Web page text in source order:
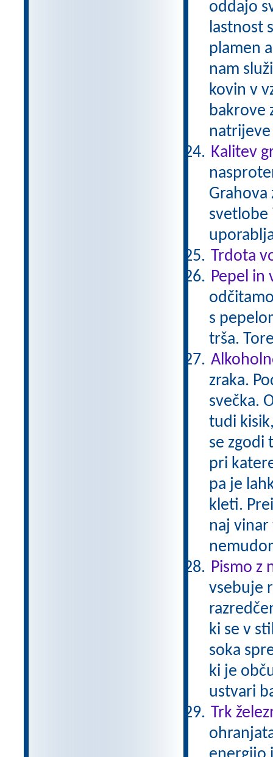
oddajo
lastnost
plamen
nam
kovin v
bakrove
Kalitev
svetlobe
Trdota
Pepel in
s
trša.
zraka.
svečka.
tudi
se zgodi
pri
pa je
kleti.
naj vinar
Pismo z
vsebuje
ki se v
soka
ki je
ustvari
Trk